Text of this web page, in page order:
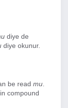
diye de
diye okunur.
be read mu
compound